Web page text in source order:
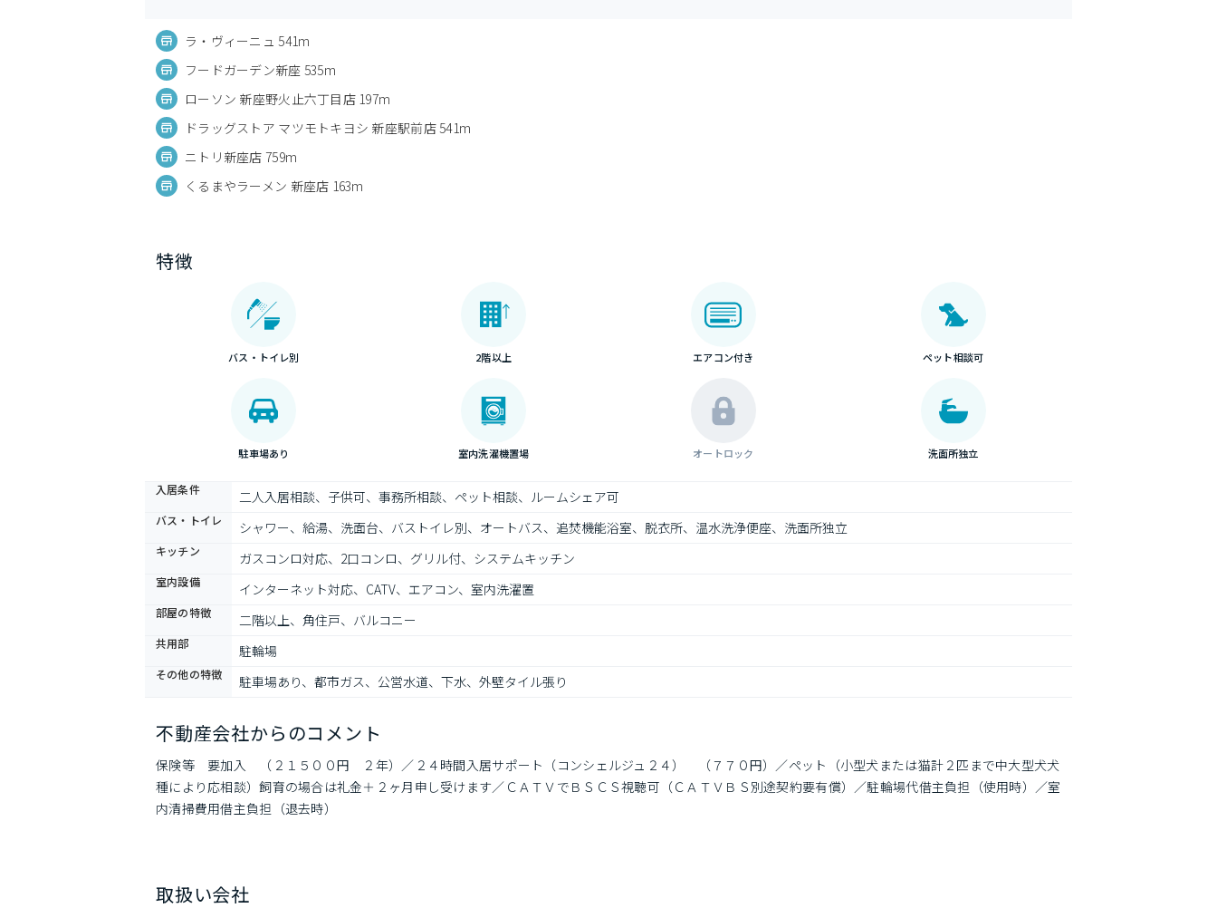
ラ・ヴィーニュ 541m
フードガーデン新座 535m
ローソン 新座野火止六丁目店 197m
ドラッグストア マツモトキヨシ 新座駅前店 541m
ニトリ新座店 759m
くるまやラーメン 新座店 163m
特徴
バス・トイレ別 2階以上 エアコン付き ペット相談可
駐車場あり 室内洗濯機置場 オートロック 洗面所独立
入居条件 二人入居相談、子供可、事務所相談、ペット相談、ルームシェア可
バス・トイレ シャワー、給湯、洗面台、バストイレ別、オートバス、追焚機能浴室、脱衣所、温水洗浄便座、洗面所独立
キッチン ガスコンロ対応、2口コンロ、グリル付、システムキッチン
室内設備 インターネット対応、CATV、エアコン、室内洗濯置
部屋の特徴 二階以上、角住戸、バルコニー
共用部 駐輪場
その他の特徴 駐車場あり、都市ガス、公営水道、下水、外壁タイル張り
不動産会社からのコメント
保険等　要加入　（２１５００円　２年）／２４時間入居サポート（コンシェルジュ２４）　（７７０円）／ペット（小型犬または猫計２匹まで中大型犬犬
種により応相談）飼育の場合は礼金＋２ヶ月申し受けます／ＣＡＴＶでＢＳＣＳ視聴可（ＣＡＴＶＢＳ別途契約要有償）／駐輪場代借主負担（使用時）／室
内清掃費用借主負担（退去時）
取扱い会社